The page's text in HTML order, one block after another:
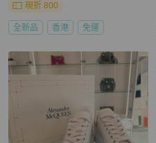
現折 800
全新品 香港 免運